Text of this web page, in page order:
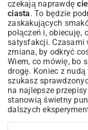
czekają naprawdę
ciasta. To będzie
zaskakujących
połączeń i, obiecuję,
satysfakcji. Czasami
zmiana, by odkryć
Wiem, co mówię, bo
drogę. Koniec z
szukasz
na najlepsze
stanowią świetny
dalszych